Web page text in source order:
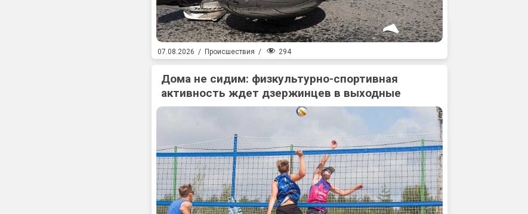
07.08.2026 / Происшествия / 294
Дома не сидим: физкультурно-спортивная
активность ждет дзержинцев в выходные